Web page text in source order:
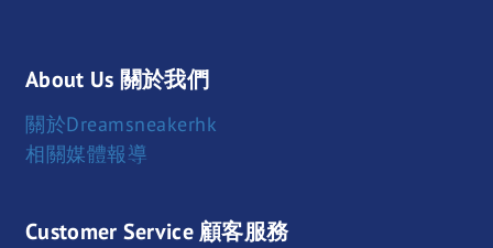
About Us 關於我們
關於Dreamsneakerhk
相關媒體報導
Customer Service 顧客服務